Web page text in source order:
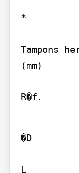
*
Tampons
(mm)
R�f.
�D
L